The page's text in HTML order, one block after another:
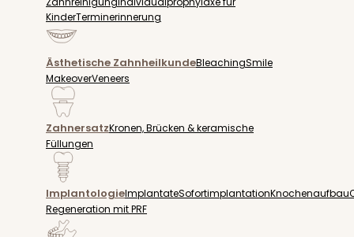
KinderTerminerinnerung
Ästhetische ZahnheilkundeBleachingSmile
MakeoverVeneers
ZahnersatzKronen, Brücken & keramische
Füllungen
ImplantologieImplantateSofortimplantationKnochenaufbau
Regeneration mit PRF